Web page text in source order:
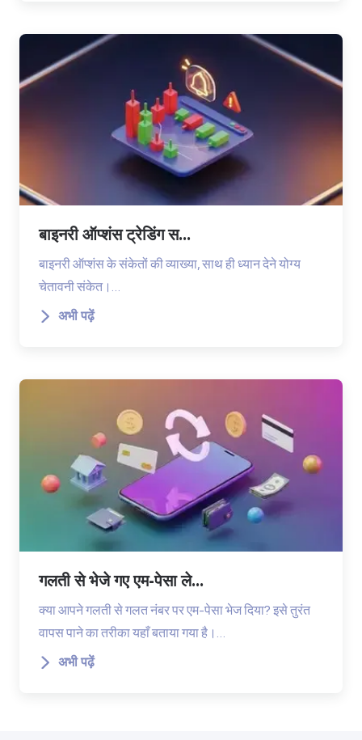
बाइनरी ऑप्शंस ट्रेडिंग स...
बाइनरी ऑप्शंस के संकेतों की व्याख्या, साथ ही ध्यान देने योग्य
चेतावनी संकेत।…
अभी पढ़ें
गलती से भेजे गए एम-पेसा ले...
क्या आपने गलती से गलत नंबर पर एम-पेसा भेज दिया? इसे तुरंत
वापस पाने का तरीका यहाँ बताया गया है।…
अभी पढ़ें